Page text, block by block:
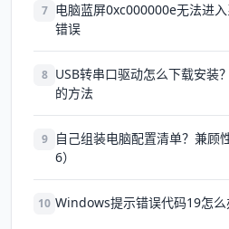
7 电脑蓝屏0xc000000e无法进
错误
8 USB转串口驱动怎么下载安装
的方法
9
自己组装电脑配置清单？兼顾
6）
10 Windows提示错误代码19怎